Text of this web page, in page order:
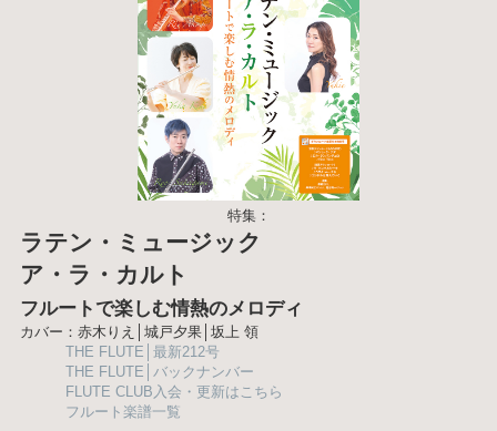
特集：
ラテン・ミュージック
ア・ラ・カルト
フルートで楽しむ情熱のメロディ
カバー：赤木りえ│城戸夕果│坂上 領
THE FLUTE│最新212号
THE FLUTE│バックナンバー
FLUTE CLUB入会・更新はこちら
フルート楽譜一覧